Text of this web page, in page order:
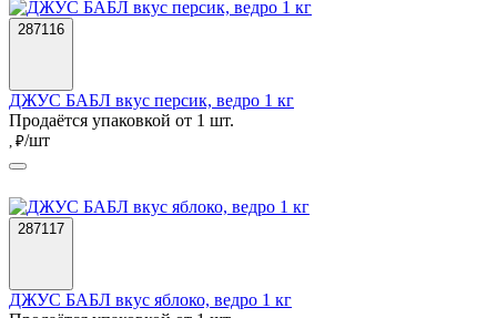
287116
ДЖУС БАБЛ вкус персик, ведро 1 кг
Продаётся упаковкой от 1 шт.
, ₽/шт
287117
ДЖУС БАБЛ вкус яблоко, ведро 1 кг